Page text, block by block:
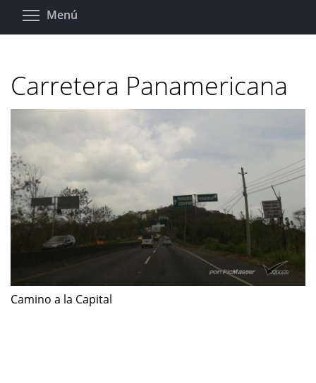
Pasar
Menú
Carretera Panamericana
Camino a la Capital